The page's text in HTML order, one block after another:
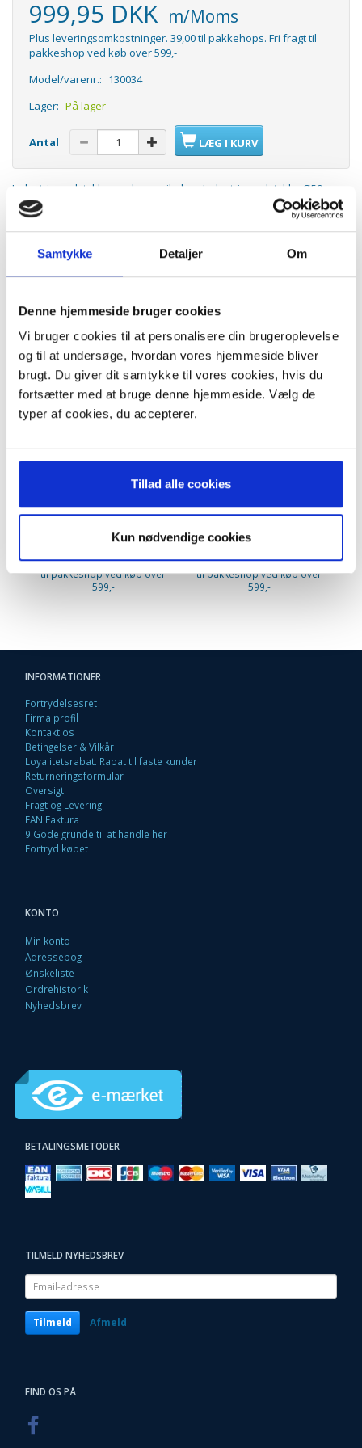
Samtykke Detaljer Om
Denne hjemmeside bruger cookies
Vi bruger cookies til at personalisere din brugeroplevelse
og til at undersøge, hvordan vores hjemmeside bliver
brugt. Du giver dit samtykke til vores cookies, hvis du
fortsætter med at bruge denne hjemmeside. Vælg de
typer af cookies, du accepterer.
Tillad alle cookies
Kun nødvendige cookies
999,95 DKK m/Moms
Plus leveringsomkostninger. 39,00 til pakkehops. Fri fragt til
pakkeshop ved køb over 599,-
Model/varenr.: 130034
Lager: På lager
Antal LÆG I KURV
Industrimundstykke med gummilæber. Industrimundstykke Ø50 mm.
Originalt Wessel-Werk industrimundstykke, med justerbare hjul i
begge sider. gummilæberne kan udskiftes. Kan også udskiftes med
børster på samme mundstykke
ANDRE KØBTE OGSÅ
Ghibli AS2 støvsuger
2.399,95 DKKm/Moms
39,00 til pakkehops. Fri fragt
til pakkeshop ved køb over
599,-
Ghibli AS2 støvsugerposer.
5 stk. 84.64.0031
229,95 DKK
Plus leveringsomkostninger.
39,00 til pakkehops. Fri fragt
til pakkeshop ved køb over
599,-
INFORMATIONER
Fortrydelsesret
Firma profil
Kontakt os
Betingelser & Vilkår
Loyalitetsrabat. Rabat til faste kunder
Returneringsformular
Oversigt
Fragt og Levering
EAN Faktura
9 Gode grunde til at handle her
Fortryd købet
KONTO
Min konto
Adressebog
Ønskeliste
Ordrehistorik
Nyhedsbrev
BETALINGSMETODER
TILMELD NYHEDSBREV
Email-
adresse
Tilmeld Afmeld
FIND OS PÅ